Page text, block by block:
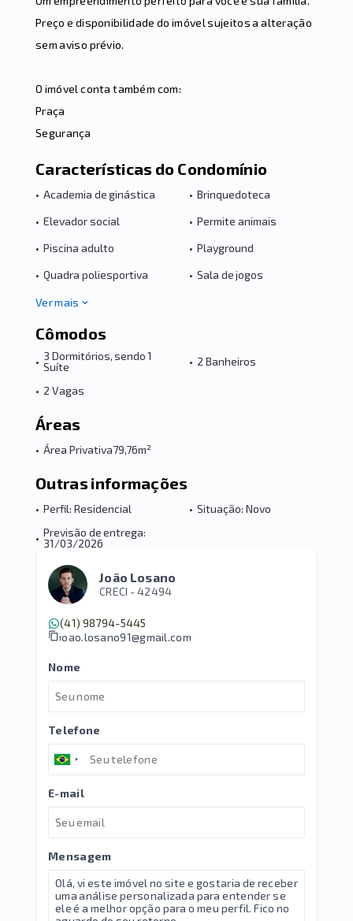
Preço e disponibilidade do imóvel sujeitos a alteração
sem aviso prévio.
O imóvel conta também com:
Praça
Segurança
Características do Condomínio
• Academia de ginástica • Brinquedoteca
• Elevador social • Permite animais
• Piscina adulto • Playground
• Quadra poliesportiva • Sala de jogos
Ver mais
Cômodos
• 3 Dormitórios, sendo 1
Suíte
• 2 Banheiros
• 2 Vagas
Áreas
• Área Privativa79,76m²
Outras informações
• Perfil: Residencial • Situação: Novo
• Previsão de entrega:
31/03/2026
João Losano
CRECI -42494
(41) 98794-5445
joao.losano91@gmail.com
Nome
Telefone
E-mail
Mensagem